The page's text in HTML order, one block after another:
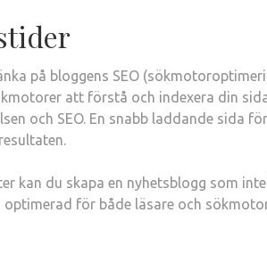
på bloggens SEO
att förstå och indexera din
och SEO. En snabb laddande sida
kan du skapa en nyhetsblogg som
för både läsare och